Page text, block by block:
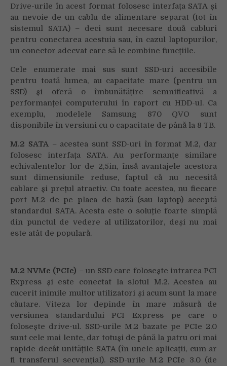
Drive-urile în acest format folosesc interfața SATA și
au nevoie de un cablu de alimentare separat (tot în
sistemul SATA) – deci sunt necesare două cabluri
pentru conectarea acestuia sau, în cazul laptopurilor,
un conector adecvat care să le combine funcțiile.
Cele enumerate mai sus sunt SSD-uri accesibile
pentru toată lumea, au capacitate mare (pentru un
SSD) și oferă o îmbunătățire semnificativă a
performanței computerului în raport cu HDD-ul. Ca
exemplu, modelele Samsung 870 QVO sunt
disponibile în versiuni cu o capacitate de până la 8 TB.
M.2 SATA– acestea sunt SSD-uri în format M.2, dar
folosesc interfața SATA. Au performanțe similare
echivalentelor lor de 2,5in, însă avantajele acestora
sunt dimensiunile reduse, faptul că nu necesită
cablare și prețul atractiv. Cu toate acestea, nu fiecare
port M.2 de pe placa de bază (sau laptop) acceptă
standardul SATA. Acesta este o soluție foarte simplă
din punctul de vedere al utilizatorilor, deși nu mai
este atât de populară.
M.2 NVMe (PCIe) – un SSD care folosește intrarea PCI
Express și este conectat la slotul M.2. Acestea au
cucerit inimile multor utilizatori și acum sunt la mare
căutare. Viteza lor depinde în mare măsură de
versiunea standardului PCI Express pe care o
folosește drive-ul. SSD-urile M.2 bazate pe PCIe 2.0
sunt cele mai lente, dar totuși de până la patru ori mai
rapide decât unitățile SATA (în unele aplicații, cum ar
fi transferul secvențial). SSD-urile M.2 PCIe 3.0 (de